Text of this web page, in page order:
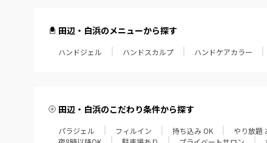
田辺・白浜のメニューから探す
ハンドジェル ハンドスカルプ ハンドケアカラー
田辺・白浜のこだわり条件から探す
パラジェル フィルイン 持ち込み OK やり放題